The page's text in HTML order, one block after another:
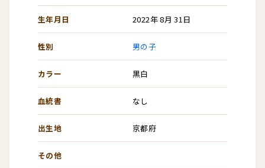
生年月日 2022年 8月 31日
性別 男の子
カラー 黒白
血統書 なし
出生地 京都府
その他